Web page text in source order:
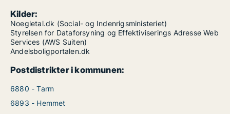
Kilder:
Noegletal.dk (Social- og Indenrigsministeriet)
Styrelsen for Dataforsyning og Effektiviserings Adresse Web
Services (AWS Suiten)
Andelsboligportalen.dk
Postdistrikter i kommunen:
6880 - Tarm
6893 - Hemmet